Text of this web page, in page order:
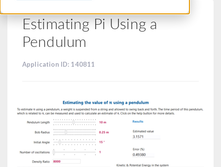
Estimating Pi Using a
Pendulum
Application ID: 140811